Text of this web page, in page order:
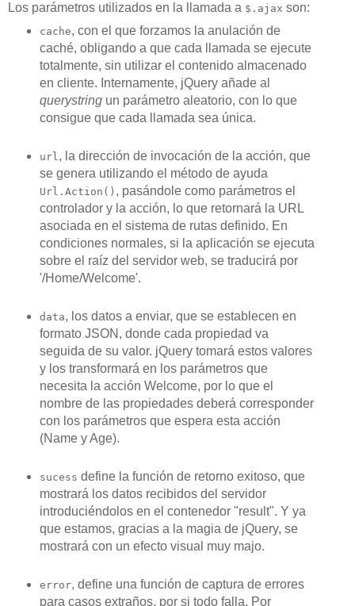
Los parámetros utilizados en la llamada a $.ajax son:
cache, con el que forzamos la anulación de
caché, obligando a que cada llamada se ejecute
totalmente, sin utilizar el contenido almacenado
en cliente. Internamente, jQuery añade al
querystringun parámetro aleatorio, con lo que
consigue que cada llamada sea única.
url , la dirección de invocación de la acción, que
se genera utilizando el método de ayuda
Url.Action() , pasándole como parámetros el
controlador y la acción, lo que retornará la URL
asociada en el sistema de rutas definido. En
condiciones normales, si la aplicación se ejecuta
sobre el raíz del servidor web, se traducirá por
'/Home/Welcome'.
data, los datos a enviar, que se establecen en
formato JSON, donde cada propiedad va
seguida de su valor. jQuery tomará estos valores
y los transformará en los parámetros que
necesita la acción Welcome, por lo que el
nombre de las propiedades deberá corresponder
con los parámetros que espera esta acción
(Name y Age).
sucess define la función de retorno exitoso, que
mostrará los datos recibidos del servidor
introduciéndolos en el contenedor "result". Y ya
que estamos, gracias a la magia de jQuery, se
mostrará con un efecto visual muy majo.
error, define una función de captura de errores
para casos extraños, por si todo falla. Por